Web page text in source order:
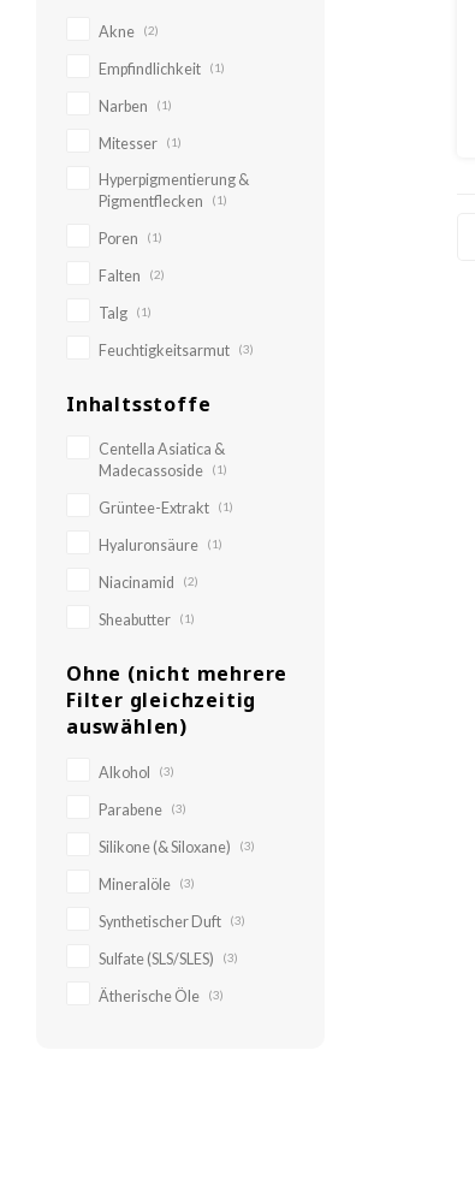
Akne (2)
Empfindlichkeit (1)
Narben (1)
Mitesser (1)
Hyperpigmentierung &
Pigmentflecken
(1)
Poren (1)
Falten (2)
Talg (1)
Feuchtigkeitsarmut (3)
Inhaltsstoffe
Centella Asiatica &
Madecassoside
(1)
Grüntee-Extrakt (1)
Hyaluronsäure (1)
Niacinamid (2)
Sheabutter (1)
Ohne (nicht mehrere
Filter gleichzeitig
auswählen)
Alkohol (3)
Parabene (3)
Silikone (& Siloxane) (3)
Mineralöle (3)
Synthetischer Duft (3)
Sulfate (SLS/SLES) (3)
Ätherische Öle (3)